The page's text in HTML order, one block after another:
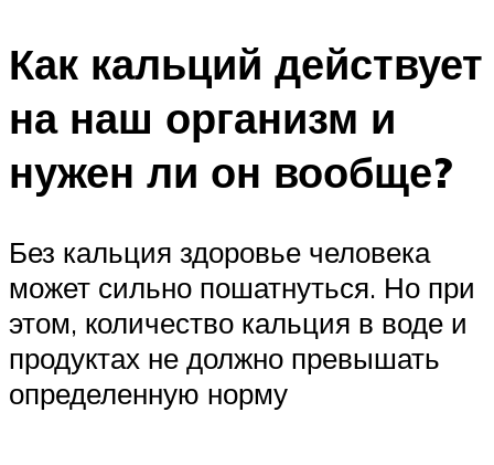
Как кальций действует
на наш организм и
нужен ли он вообще?
Без кальция здоровье человека
может сильно пошатнуться. Но при
этом, количество кальция в воде и
продуктах не должно превышать
определенную норму